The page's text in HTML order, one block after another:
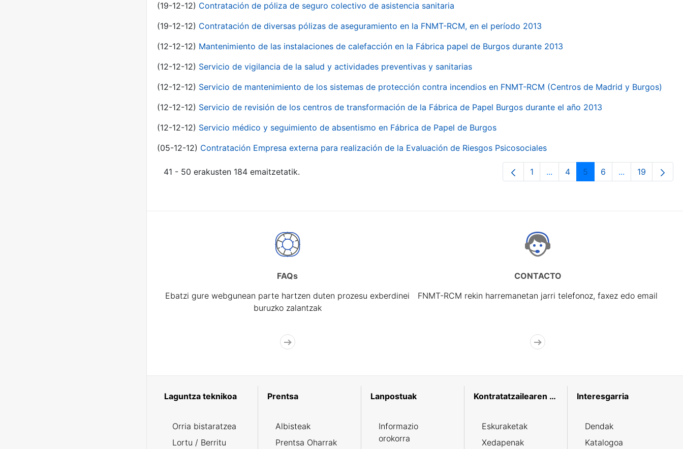
(19-12-12) Contratación de póliza de seguro colectivo de asistencia sanitaria
(19-12-12) Contratación de diversas pólizas de aseguramiento en la FNMT-RCM, en el período 2013
(12-12-12) Mantenimiento de las instalaciones de calefacción en la Fábrica papel de Burgos durante 2013
(12-12-12) Servicio de vigilancia de la salud y actividades preventivas y sanitarias
(12-12-12) Servicio de mantenimiento de los sistemas de protección contra incendios en FNMT-RCM (Centros de Madrid y Burgos)
(12-12-12) Servicio de revisión de los centros de transformación de la Fábrica de Papel Burgos durante el año 2013
(12-12-12) Servicio médico y seguimiento de absentismo en Fábrica de Papel de Burgos
(05-12-12) Contratación Empresa externa para realización de la Evaluación de Riesgos Psicosociales
41 - 50 erakusten 184 emaitzetatik. Orrialdea
1 ...Intermediate Pages Use TAB to
Orrialdea
4 Orrialdea
5 Orrialdea
6 ...Intermediate
Orrialdea
19
FAQs
Ebatzi gure webgunean parte hartzen duten prozesu exberdinei
buruzko zalantzak
CONTACTO
FNMT-RCM rekin harremanetan jarri telefonoz, faxez edo email
Laguntza teknikoa
Orria bistaratzea
Lortu / Berritu
Prentsa
Albisteak
Prentsa Oharrak
Lanpostuak
Informazio
orokorra
Kontratatzailearen profila
Eskuraketak
Xedapenak
Interesgarria
Dendak
Katalogoa